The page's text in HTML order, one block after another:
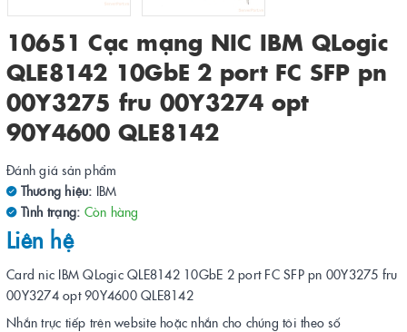
10651 Cạc mạng NIC IBM QLogic
QLE8142 10GbE 2 port FC SFP pn
00Y3275 fru 00Y3274 opt
90Y4600 QLE8142
Đánh giá sản phẩm
Thương hiệu: IBM
Tình trạng: Còn hàng
Liên hệ
Card nic IBM QLogic QLE8142 10GbE 2 port FC SFP pn 00Y3275 fru
00Y3274 opt 90Y4600 QLE8142
Nhắn trực tiếp trên website hoặc nhắn cho chúng tôi theo số